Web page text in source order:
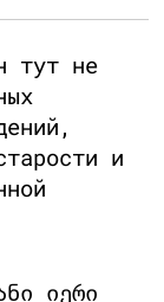
тут не
и
იერი